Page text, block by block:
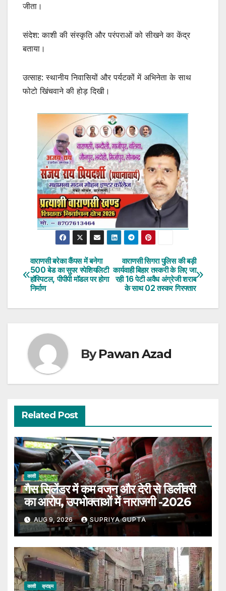
जीता।
संदेश: काशी की संस्कृति और परंपराओं को सीखने का केंद्र
बताया।
उत्साह: स्थानीय निवासियों और पर्यटकों में अभिनेता के साथ
फोटो खिंचवाने की होड़ दिखी।
Post
navigation
वाराणसी सिगरा पुलिस की बड़ी
कार्यवाही बिहार तस्करी के लिए जा
रही 16 पेटी अवैध अंग्रेजी शराब
के साथ 02 तस्कर गिरफ्तार
वाराणसी बरेका कैंपस में बनेगा
500 बेड का सुपर स्पेशियलिटी
हॉस्पिटल, पीपीपी मॉडल पर होगा
निर्माण
ByPawan Azad
Related Post
काशी
गैस सिलेंडर में कम वजन और देरी से डिलीवरी
का आरोप, उपभोक्ताओं में नाराजगी -2026
AUG 9, 2026 SUPRIYA GUPTA
काशी क्राइम